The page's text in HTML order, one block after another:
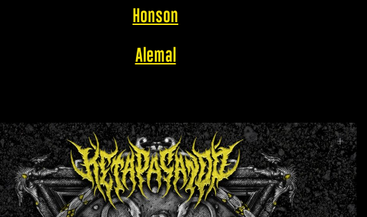
Honson
Alemal